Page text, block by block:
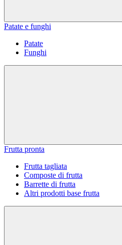
Patate e funghi
Patate
Funghi
Frutta pronta
Frutta tagliata
Composte di frutta
Barrette di frutta
Altri prodotti base frutta